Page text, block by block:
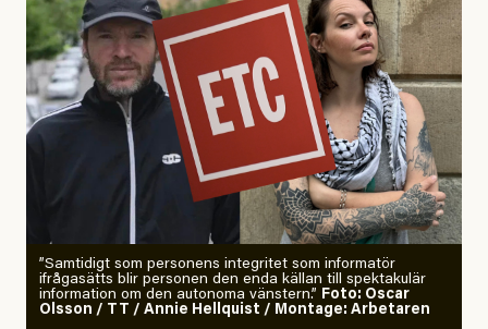
”Samtidigt som personens integritet som informatör
ifrågasätts blir personen den enda källan till spektakulär
information om den autonoma vänstern.” Foto: Oscar
Olsson / TT / Annie Hellquist / Montage: Arbetaren